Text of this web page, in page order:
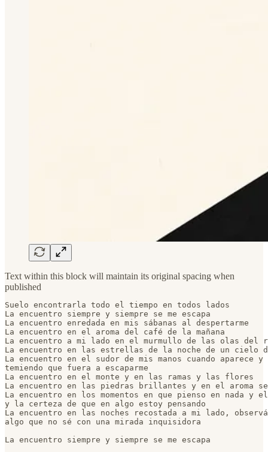
Text within this block will maintain its original spacing when
published
Suelo encontrarla todo el tiempo en todos lados
La encuentro siempre y siempre se me escapa
La encuentro enredada en mis sábanas al despertarme
La encuentro en el aroma del café de la mañana
La encuentro a mi lado en el murmullo de las olas del
La encuentro en las estrellas de la noche de un cielo
La encuentro en el sudor de mis manos cuando aparece
temiendo que fuera a escaparme
La encuentro en el monte y en las ramas y las flores
La encuentro en las piedras brillantes y en el aroma
La encuentro en los momentos en que pienso en nada y
y la certeza de que en algo estoy pensando
La encuentro en las noches recostada a mi lado,
algo que no sé con una mirada inquisidora
La encuentro siempre y siempre se me escapa